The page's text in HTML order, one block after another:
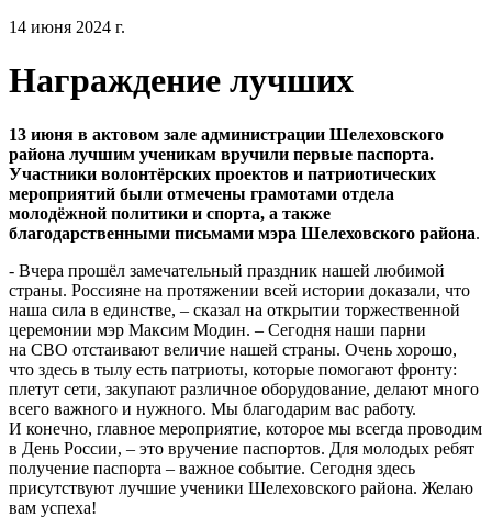
14 июня 2024 г.
Награждение лучших
13 июня в актовом зале администрации Шелеховского
района лучшим ученикам вручили первые паспорта.
Участники волонтёрских проектов и патриотических
мероприятий были отмечены грамотами отдела
молодёжной политики и спорта, а также
благодарственными письмами мэра Шелеховского района.
- Вчера прошёл замечательный праздник нашей любимой
страны. Россияне на протяжении всей истории доказали, что
наша сила в единстве, – сказал на открытии торжественной
церемонии мэр Максим Модин. – Сегодня наши парни
на СВО отстаивают величие нашей страны. Очень хорошо,
что здесь в тылу есть патриоты, которые помогают фронту:
плетут сети, закупают различное оборудование, делают много
всего важного и нужного. Мы благодарим вас работу.
И конечно, главное мероприятие, которое мы всегда проводим
в День России, – это вручение паспортов. Для молодых ребят
получение паспорта – важное событие. Сегодня здесь
присутствуют лучшие ученики Шелеховского района. Желаю
вам успеха!